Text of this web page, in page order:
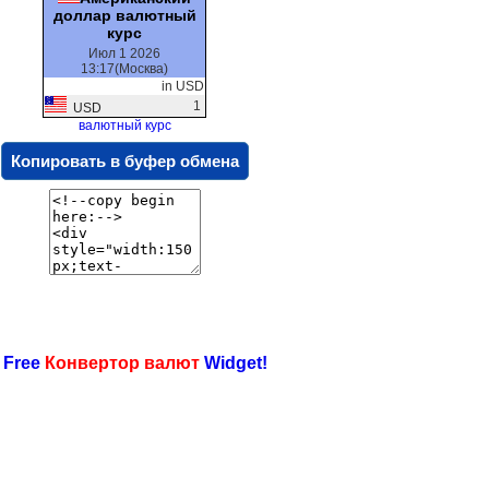
доллар валютный
курс
Июл 1 2026
13:17(Москва)
in USD
USD
1
валютный курс
Копировать в буфер обмена
Конвертор валют Widget!